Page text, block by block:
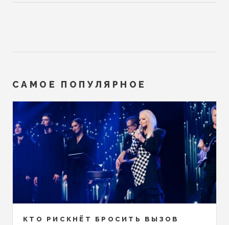
САМОЕ ПОПУЛЯРНОЕ
КТО РИСКНЁТ БРОСИТЬ ВЫЗОВ